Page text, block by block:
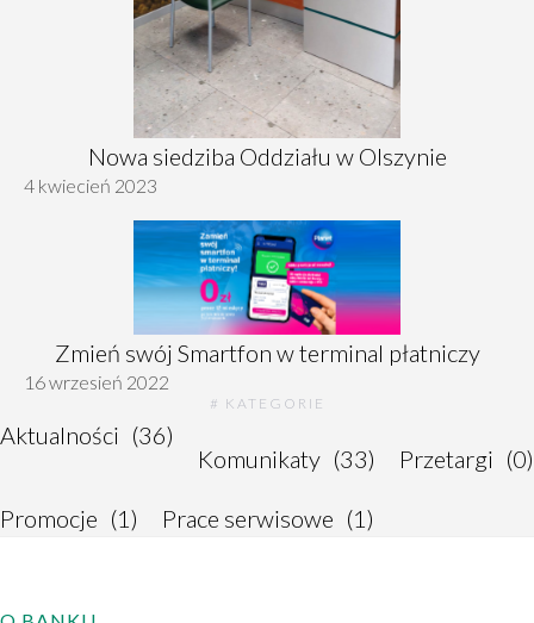
Nowa siedziba Oddziału w Olszynie
4 kwiecień 2023
Zmień swój Smartfon w terminal płatniczy
16 wrzesień 2022
# KATEGORIE
Aktualności (36)
Komunikaty (33) Przetargi (0)
Promocje (1) Prace serwisowe (1)